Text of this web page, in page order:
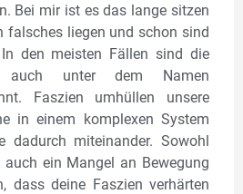
Bei mir ist es das lange sitzen
falsches liegen und schon sind
den meisten Fällen sind die
auch unter dem Namen
Faszien umhüllen unsere
in einem komplexen System
dadurch miteinander. Sowohl
ein Mangel an Bewegung
dass deine Faszien verhärten